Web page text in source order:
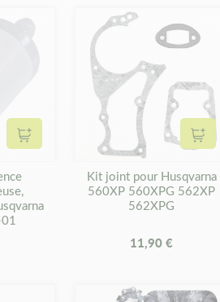
Ajouter au panier
Kit joint pour Husqvarna
560XP 560XPG 562XP
562XPG
11,90 €